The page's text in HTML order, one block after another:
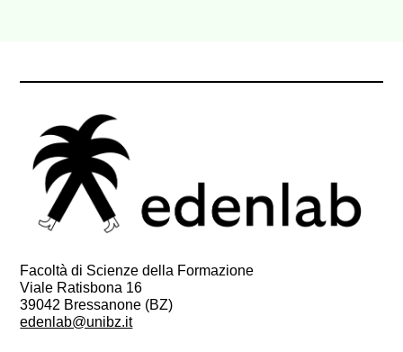
Facoltà di Scienze della Formazione
Viale Ratisbona 16
39042 Bressanone (BZ)
edenlab@unibz.it